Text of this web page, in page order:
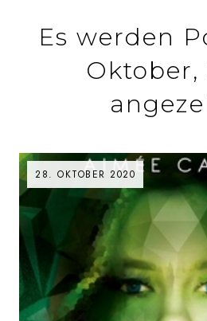
Es werden
Oktober,
28. OKTOBER 2020